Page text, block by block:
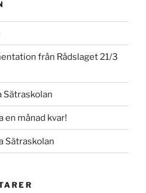
från Rådslaget 21/3
Sätraskolan
en månad kvar!
Sätraskolan